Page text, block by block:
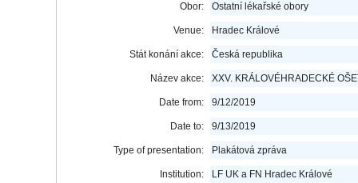
Obor: Ostatní lékařské obory
Venue: Hradec Králové
Stát konání akce: Česká republika
Název akce: XXV. KRÁLOVÉHRADECKÉ
Date from: 9/12/2019
Date to: 9/13/2019
Type of presentation: Plakátová zpráva
Institution: LF UK a FN Hradec Králové